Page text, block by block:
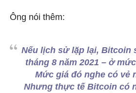
Ông nói thêm:
Nếu lịch sử lặp lại, Bitcoin
tháng 8 năm 2021 – ở
Mức giá đó nghe có vẻ
Nhưng thực tế Bitcoin có